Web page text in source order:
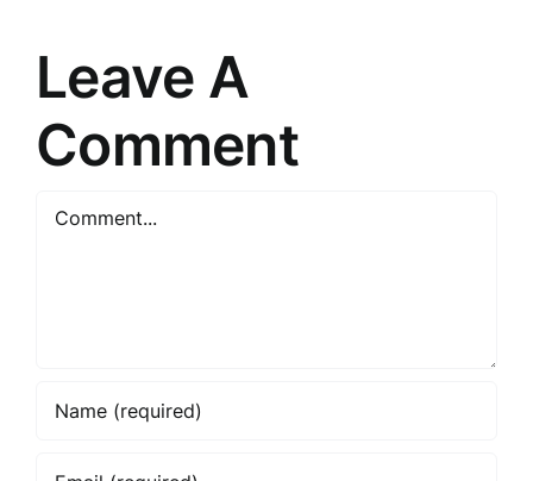
Leave A
Comment
Comment